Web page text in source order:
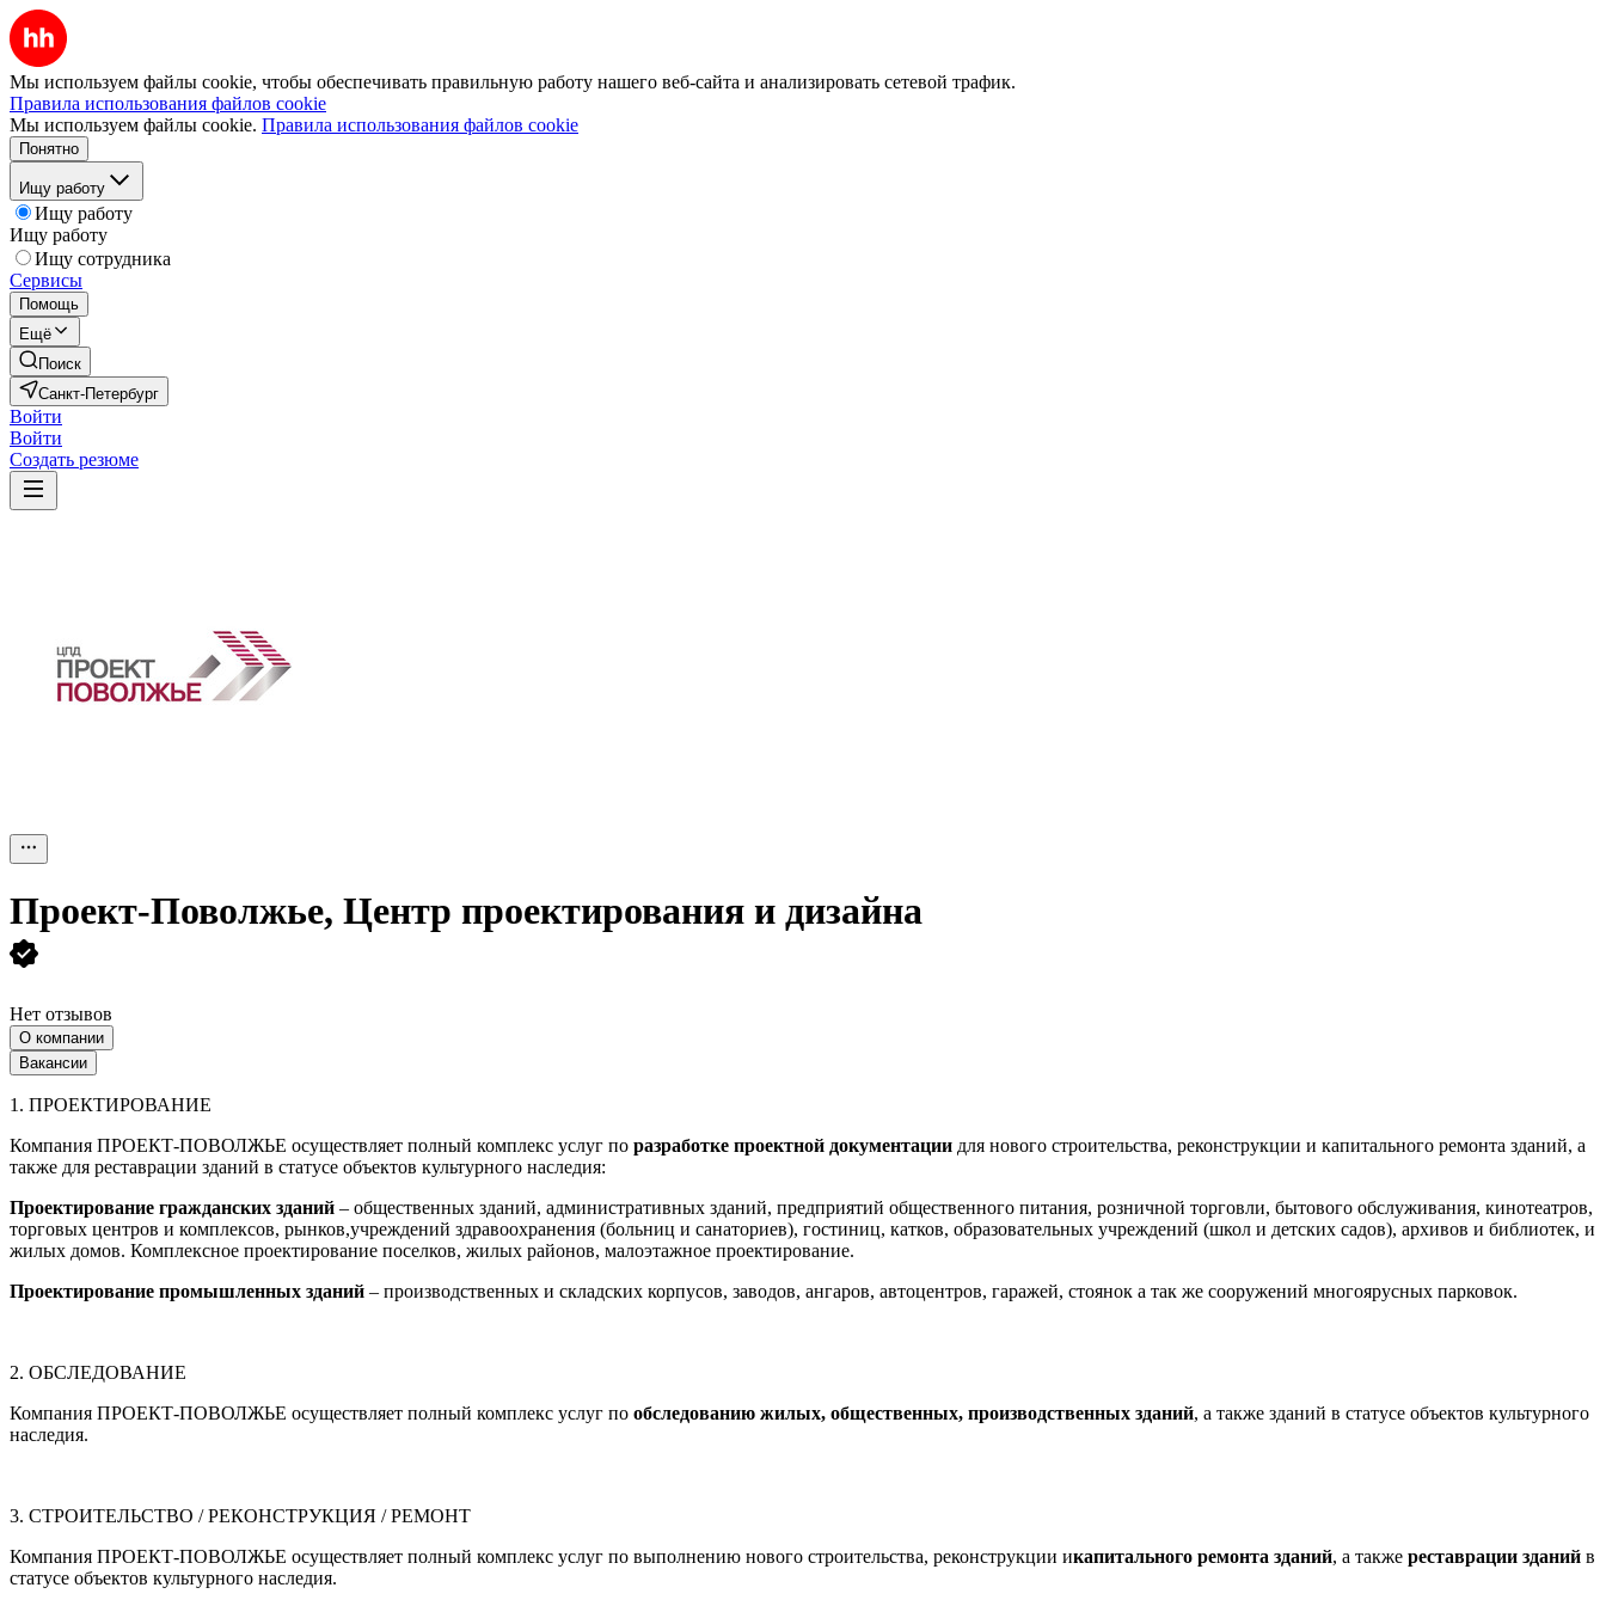
Мы используем файлы cookie, чтобы обеспечивать правильную работу нашего веб-сайта и анализировать сетевой трафик.
Правила использования файлов cookie
Мы используем файлы cookie. Правила использования файлов cookie
Понятно
Ищу работу
Ищу работу
Ищу работу
Ищу сотрудника
Сервисы
Помощь
Ещё
Поиск
Санкт-Петербург
Войти
Войти
Создать резюме
Проект-Поволжье, Центр проектирования и дизайна
Нет отзывов
О компании
Вакансии
1. ПРОЕКТИРОВАНИЕ
Компания ПРОЕКТ-ПОВОЛЖЬЕ осуществляет полный комплекс услуг по разработке проектной документации для нового строительства, реконструкции и капитального ремонта зданий, а
также для реставрации зданий в статусе объектов культурного наследия:
Проектирование гражданских зданий – общественных зданий, административных зданий, предприятий общественного питания, розничной торговли, бытового обслуживания, кинотеатров,
торговых центров и комплексов, рынков,учреждений здравоохранения (больниц и санаториев), гостиниц, катков, образовательных учреждений (школ и детских садов), архивов и библиотек, и
жилых домов. Комплексное проектирование поселков, жилых районов, малоэтажное проектирование.
Проектирование промышленных зданий – производственных и складских корпусов, заводов, ангаров, автоцентров, гаражей, стоянок а так же сооружений многоярусных парковок.
2. ОБСЛЕДОВАНИЕ
Компания ПРОЕКТ-ПОВОЛЖЬЕ осуществляет полный комплекс услуг по обследованию жилых, общественных, производственных зданий, а также зданий в статусе объектов культурного
наследия.
3. СТРОИТЕЛЬСТВО / РЕКОНСТРУКЦИЯ / РЕМОНТ
Компания ПРОЕКТ-ПОВОЛЖЬЕ осуществляет полный комплекс услуг по выполнению нового строительства, реконструкции икапитального ремонта зданий, а также реставрации зданий в
статусе объектов культурного наследия.